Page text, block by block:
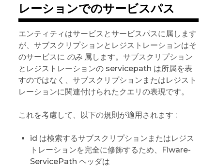
レーションでのサービスパス
エンティティはサービスとサービスパスに属します
が、サブスクリプションとレジストレーションはそ
のサービスに のみ属します。サブスクリプション
とレジストレーションの servicepath は所属を表
すのではなく、サブスクリプションまたはレジスト
レーションに関連付けられたクエリの表現です。
これを考慮して、以下の規則が適用されます :
id は検索するサブスクリプションまたはレジス
トレーションを完全に修飾するため、Fiware-
ServicePath ヘッダは